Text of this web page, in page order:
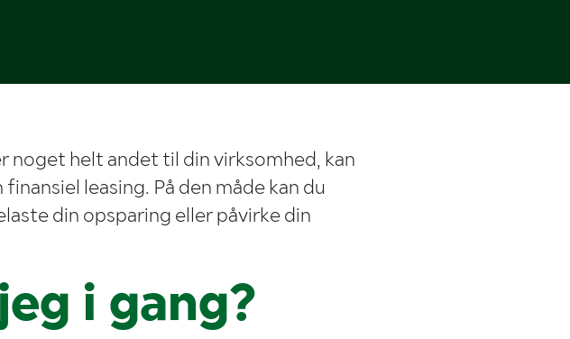
noget helt andet til din virksomhed, kan
leasing. På den måde kan du
din opsparing eller påvirke din
i gang?